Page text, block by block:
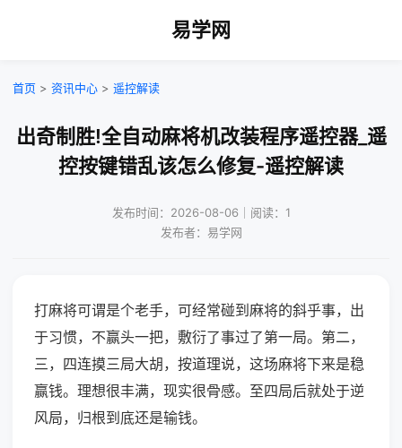
易学网
首页 > 资讯中心 > 遥控解读
出奇制胜!全自动麻将机改装程序遥控器_遥
控按键错乱该怎么修复-遥控解读
发布时间：2026-08-06｜阅读：1
发布者：易学网
打麻将可谓是个老手，可经常碰到麻将的斜乎事，出
于习惯，不赢头一把，敷衍了事过了第一局。第二，
三，四连摸三局大胡，按道理说，这场麻将下来是稳
赢钱。理想很丰满，现实很骨感。至四局后就处于逆
风局，归根到底还是输钱。